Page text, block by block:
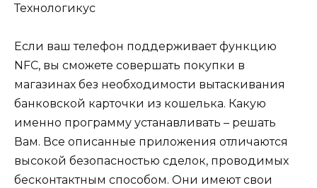
Технологикус
Если ваш телефон поддерживает функцию
NFC, вы сможете совершать покупки в
магазинах без необходимости вытаскивания
банковской карточки из кошелька. Какую
именно программу устанавливать – решать
Вам. Все описанные приложения отличаются
высокой безопасностью сделок, проводимых
бесконтактным способом. Они имеют свои